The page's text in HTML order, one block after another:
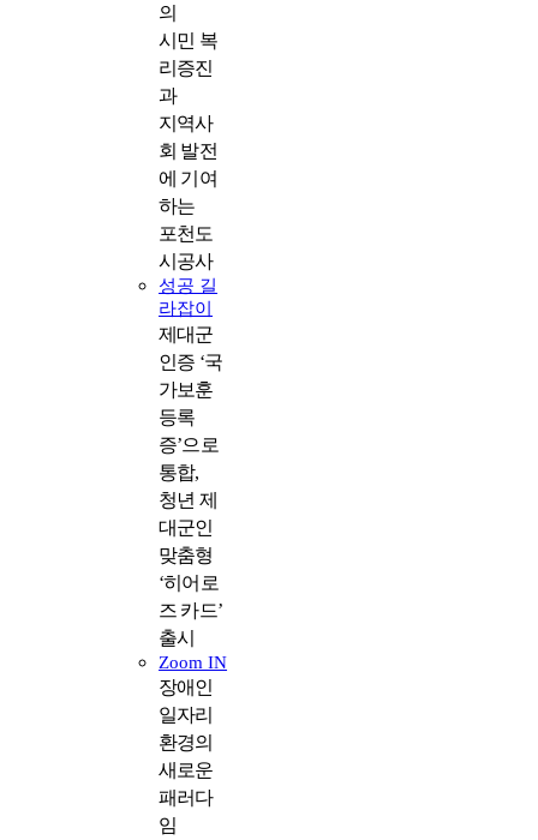
의
시민 복
리증진
과
지역사
회 발전
에 기여
하는
포천도
시공사
성공 길
라잡이
제대군
인증 ‘국
가보훈
등록
증’으로
통합,
청년 제
대군인
맞춤형
‘히어로
즈 카드’
출시
Zoom IN
장애인
일자리
환경의
새로운
패러다
임